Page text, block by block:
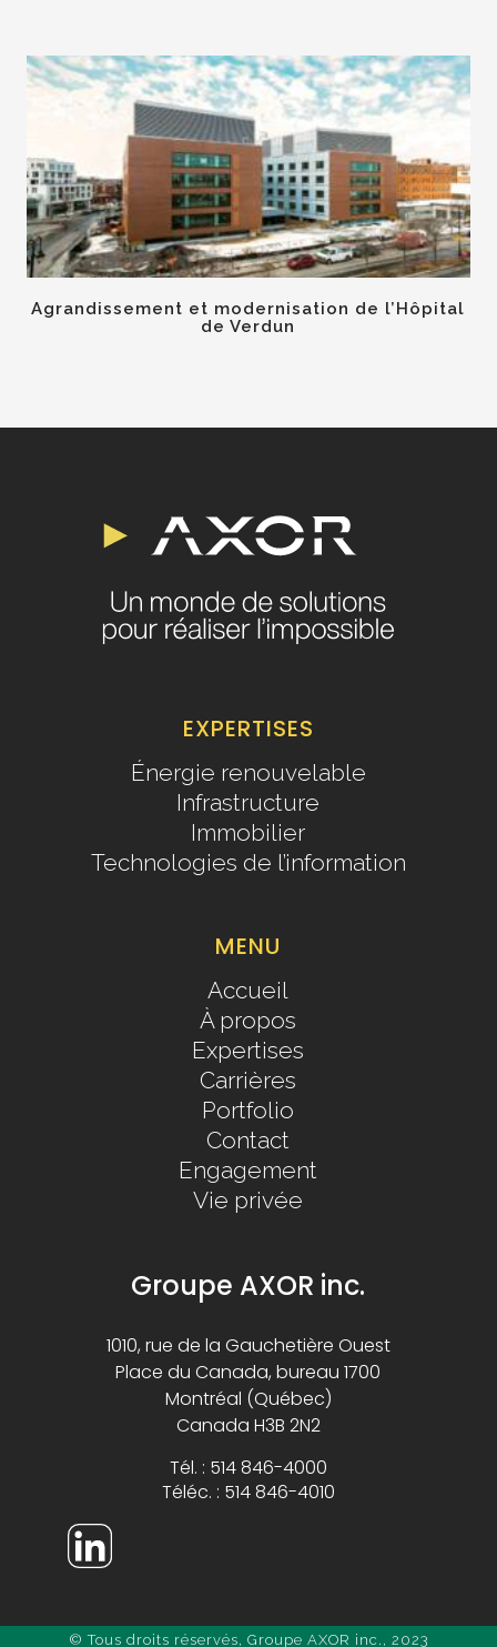
Agrandissement et modernisation de l’Hôpital
de Verdun
EXPERTISES
Énergie renouvelable
Infrastructure
Immobilier
Technologies de l’information
MENU
Accueil
À propos
Expertises
Carrières
Portfolio
Contact
Engagement
Vie privée
Groupe AXOR inc.
1010, rue de la Gauchetière Ouest
Place du Canada, bureau 1700
Montréal (Québec)
Canada H3B 2N2
Tél. : 514 846-4000
Téléc. : 514 846-4010
© Tous droits réservés, Groupe AXOR inc., 2023